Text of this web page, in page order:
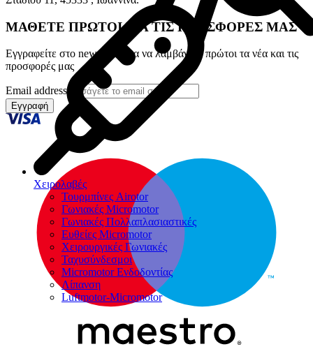
Χειρολαβές
Τουρμπίνες Airotor
Γωνιακές Micromotor
Γωνιακές Πολλαπλασιαστικές
Ευθείες Micromotor
Χειρουργικές Γωνιακές
Ταχυσύνδεσμοι
Micromotor Ενδοδοντίας
Λίπανση
Luftmotor-Micromotor
ΜΑΘΕΤΕ ΠΡΩΤΟΙ ΓΙΑ ΤΙΣ ΠΡΟΣΦΟΡΕΣ ΜΑΣ
Εγγραφείτε στο newsletter για να λαμβάνετε πρώτοι τα νέα και τις
προσφορές μας
Email address
Εγγραφή